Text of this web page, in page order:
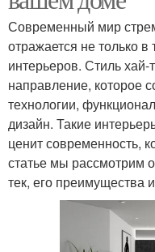
Современный мир
отражается не только
интерьеров. Стиль
направление, которое
технологии,
дизайн. Такие
ценит современность,
статье мы рассмотрим
тек, его преимущества